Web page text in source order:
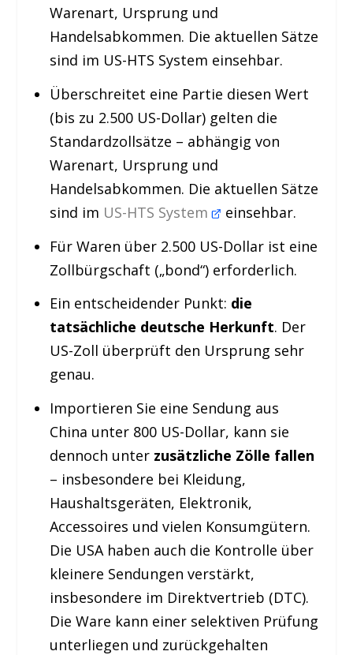
Warenart, Ursprung und
Handelsabkommen. Die aktuellen Sätze
sind im US-HTS System einsehbar.
Überschreitet eine Partie diesen Wert
(bis zu 2.500 US-Dollar) gelten die
Standardzollsätze – abhängig von
Warenart, Ursprung und
Handelsabkommen. Die aktuellen Sätze
sind im US-HTS System
einsehbar.
Für Waren über 2.500 US-Dollar ist eine
Zollbürgschaft („bond“) erforderlich.
Ein entscheidender Punkt: die
tatsächliche deutsche Herkunft. Der
US-Zoll überprüft den Ursprung sehr
genau.
Importieren Sie eine Sendung aus
China unter 800 US-Dollar, kann sie
dennoch unter zusätzliche Zölle fallen
– insbesondere bei Kleidung,
Haushaltsgeräten, Elektronik,
Accessoires und vielen Konsumgütern.
Die USA haben auch die Kontrolle über
kleinere Sendungen verstärkt,
insbesondere im Direktvertrieb (DTC).
Die Ware kann einer selektiven Prüfung
unterliegen und zurückgehalten